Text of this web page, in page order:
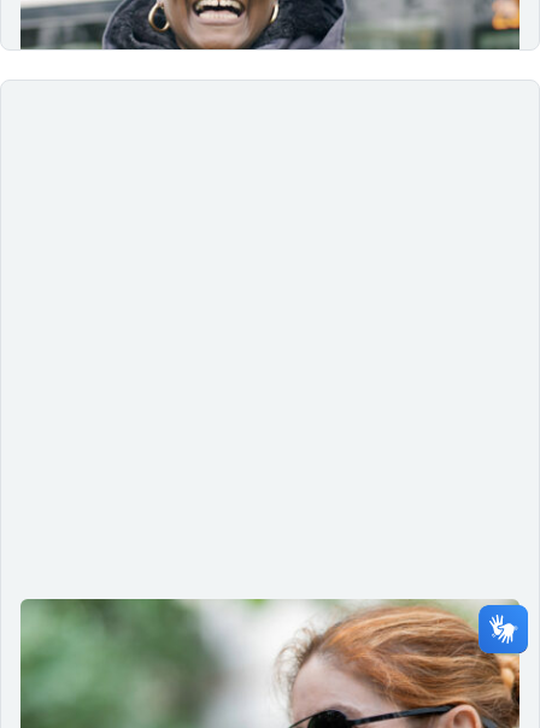
autonomia e independência.
Explorando o tato: uma perspectiva
sobre acessibilidade e inclusão
22/03/2024